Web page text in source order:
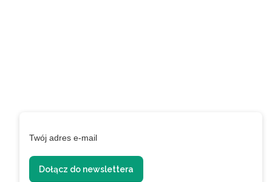
Twój adres e-mail
Dołącz do newslettera